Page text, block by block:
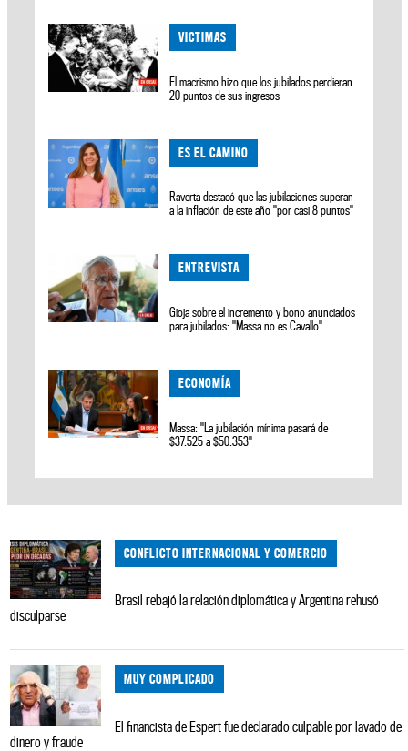
VICTIMAS
El macrismo hizo que los jubilados perdieran
20 puntos de sus ingresos
ES EL CAMINO
Raverta destacó que las jubilaciones superan
a la inflación de este año "por casi 8 puntos"
ENTREVISTA
Gioja sobre el incremento y bono anunciados
para jubilados: "Massa no es Cavallo"
ECONOMÍA
Massa: "La jubilación mínima pasará de
$37.525 a $50.353"
CONFLICTO INTERNACIONAL Y COMERCIO
Brasil rebajó la relación diplomática y Argentina rehusó
disculparse
MUY COMPLICADO
El financista de Espert fue declarado culpable por lavado de
dinero y fraude